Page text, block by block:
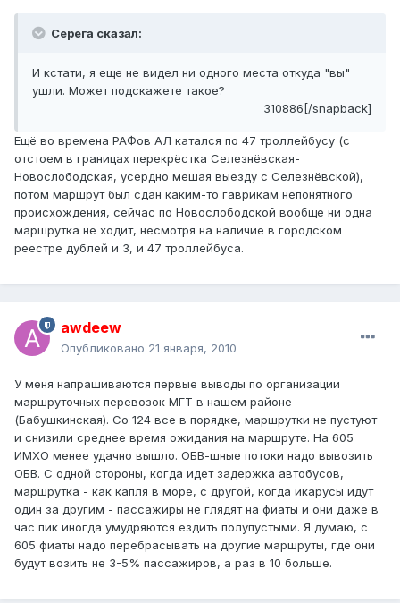
Серега сказал:
И кстати, я еще не видел ни одного места откуда "вы"
ушли. Может подскажете такое?
310886[/snapback]
Ещё во времена РАФов АЛ катался по 47 троллейбусу (с
отстоем в границах перекрёстка Селезнёвская-
Новослободская, усердно мешая выезду с Селезнёвской),
потом маршрут был сдан каким-то гаврикам непонятного
происхождения, сейчас по Новослободской вообще ни одна
маршрутка не ходит, несмотря на наличие в городском
реестре дублей и 3, и 47 троллейбуса.
awdeew
Опубликовано 21 января, 2010
У меня напрашиваются первые выводы по организации
маршруточных перевозок МГТ в нашем районе
(Бабушкинская). Со 124 все в порядке, маршрутки не пустуют
и снизили среднее время ожидания на маршруте. На 605
ИМХО менее удачно вышло. ОБВ-шные потоки надо вывозить
ОБВ. С одной стороны, когда идет задержка автобусов,
маршрутка - как капля в море, с другой, когда икарусы идут
один за другим - пассажиры не глядят на фиаты и они даже в
час пик иногда умудряются ездить полупустыми. Я думаю, с
605 фиаты надо перебрасывать на другие маршруты, где они
будут возить не 3-5% пассажиров, а раз в 10 больше.